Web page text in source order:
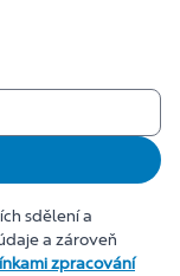
sdělení a
a zároveň
zpracování